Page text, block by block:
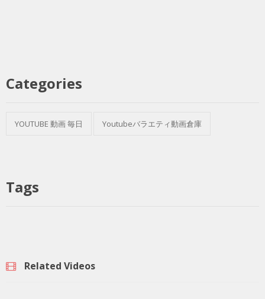
Categories
YOUTUBE 動画 毎日 Youtubeバラエティ動画倉庫
Tags
Related Videos